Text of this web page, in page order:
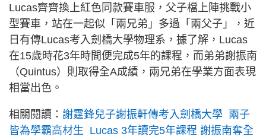
Lucas齊齊換上紅色同款賽車服，父子檔上陣挑戰小
型賽車，站在一起似「兩兄弟」多過「兩父子」，近
日有傳Lucas考入劍橋大學物理系，據了解，Lucas
在15歲時花3年時間便完成5年的課程，而弟弟謝振南
（Quintus）則取得全A成績，兩兄弟在學業方面表現
相當出色。
相關閱讀： 謝霆鋒兒子謝振軒傳考入劍橋大學 兩子
皆為學霸高材生 Lucas 3年讀完5年課程 謝振南奪全